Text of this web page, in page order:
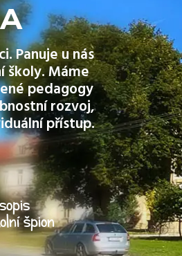
Panuje u nás
školy. Máme
pedagogy
rozvoj,
přístup.
špion